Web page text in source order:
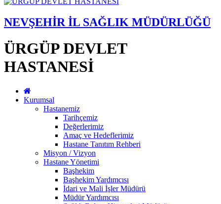
NEVŞEHİR İL SAĞLIK MÜDÜRLÜĞÜ
ÜRGÜP DEVLET
HASTANESİ
Kurumsal
Hastanemiz
Tarihçemiz
Değerlerimiz
Amaç ve Hedeflerimiz
Hastane Tanıtım Rehberi
Misyon / Vizyon
Hastane Yönetimi
Başhekim
Başhekim Yardımcısı
İdari ve Mali İşler Müdürü
Müdür Yardımcısı